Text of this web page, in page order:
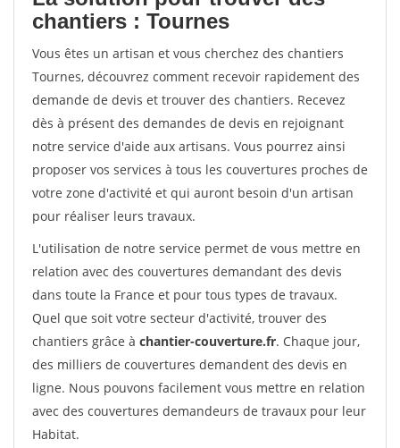
chantiers : Tournes
Vous êtes un artisan et vous cherchez des chantiers
Tournes, découvrez comment recevoir rapidement des
demande de devis et trouver des chantiers. Recevez
dès à présent des demandes de devis en rejoignant
notre service d'aide aux artisans. Vous pourrez ainsi
proposer vos services à tous les couvertures proches de
votre zone d'activité et qui auront besoin d'un artisan
pour réaliser leurs travaux.
L'utilisation de notre service permet de vous mettre en
relation avec des couvertures demandant des devis
dans toute la France et pour tous types de travaux.
Quel que soit votre secteur d'activité, trouver des
chantiers grâce à chantier-couverture.fr. Chaque jour,
des milliers de couvertures demandent des devis en
ligne. Nous pouvons facilement vous mettre en relation
avec des couvertures demandeurs de travaux pour leur
Habitat.